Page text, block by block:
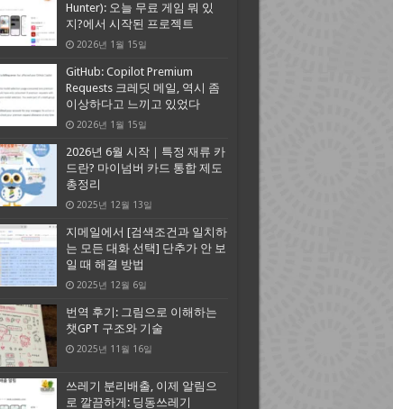
Hunter): 오늘 무료 게임 뭐 있
지?에서 시작된 프로젝트
2026년 1월 15일
GitHub: Copilot Premium
Requests 크레딧 메일, 역시 좀
이상하다고 느끼고 있었다
2026년 1월 15일
2026년 6월 시작｜특정 재류 카
드란? 마이넘버 카드 통합 제도
총정리
2025년 12월 13일
지메일에서 [검색조건과 일치하
는 모든 대화 선택] 단추가 안 보
일 때 해결 방법
2025년 12월 6일
번역 후기: 그림으로 이해하는
챗GPT 구조와 기술
2025년 11월 16일
쓰레기 분리배출, 이제 알림으
로 깔끔하게: 딩동쓰레기